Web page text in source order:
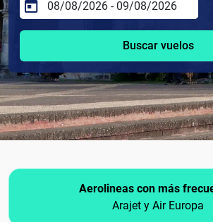
Buscar vuelos
Aerolineas con más
Arajet y Air Europa